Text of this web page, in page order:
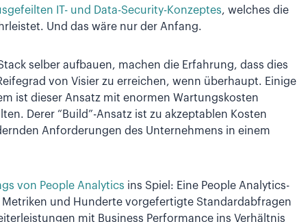
IT- und Data-Security-Konzeptes, welches die
Und das wäre nur der Anfang.
selber aufbauen, machen die Erfahrung, dass dies
von Visier zu erreichen, wenn überhaupt. Einige
ist dieser Ansatz mit enormen Wartungskosten
Derer “Build”-Ansatz ist zu akzeptablen Kosten
Anforderungen des Unternehmens in einem
von People Analytics ins Spiel: Eine People Analytics-
und Hunderte vorgefertigte Standardabfragen
mit Business Performance ins Verhältnis